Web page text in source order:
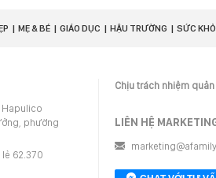
MẸ & BÉ GIÁO DỤC HẬU TRƯỜNG SỨC
Hapulico
phường
62.370
Chịu trách nhiệm
LIÊN HỆ